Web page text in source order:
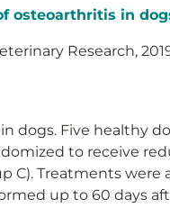
osteoarthritis in
Research,
dogs. Five healthy
to receive
C). Treatments were
up to 60 days